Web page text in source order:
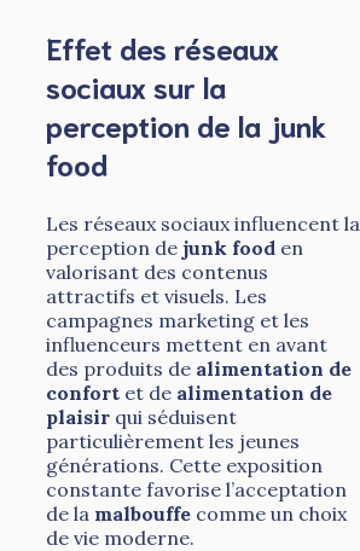
Effet des réseaux
sociaux sur la
perception de la junk
food
Les réseaux sociaux influencent la
perception de junk food en
valorisant des contenus
attractifs et visuels. Les
campagnes marketing et les
influenceurs mettent en avant
des produits de alimentation de
confort et de alimentation de
plaisir qui séduisent
particulièrement les jeunes
générations. Cette exposition
constante favorise l’acceptation
de la malbouffe comme un choix
de vie moderne.